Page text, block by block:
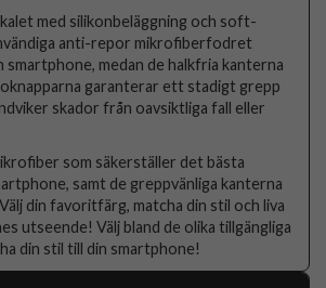
med silikonbeläggning och soft-
anti-repor mikrofiberfodret
smartphone, medan de halkfria kanterna
garanterar ett stadigt grepp
skador från oavsiktliga fall eller
som säkerställer det bästa
samt de greppvänliga kanterna
din favoritfärg, matcha din stil och liva
utseende! Välj bland de olika tillgängliga
din stil till din smartphone!